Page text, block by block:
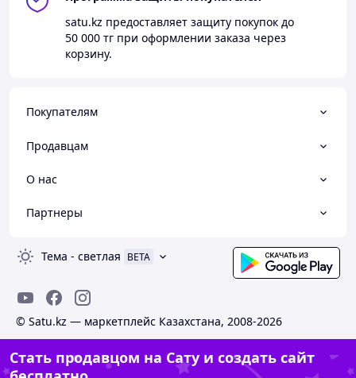
satu.kz предоставляет защиту покупок до
50 000 тг при оформлении заказа через
корзину.
Покупателям
Продавцам
О нас
Партнеры
Тема - светлая BETA
© Satu.kz — маркетплейс Казахстана, 2008-2026
Стать продавцом на Сату и создать сайт